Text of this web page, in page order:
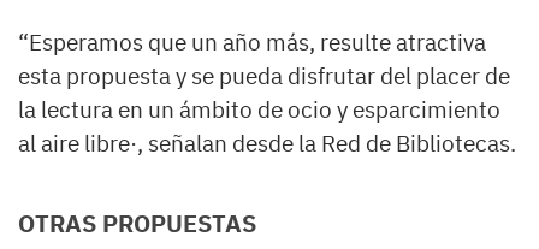
“Esperamos que un año más, resulte atractiva
esta propuesta y se pueda disfrutar del placer de
la lectura en un ámbito de ocio y esparcimiento
al aire libre·, señalan desde la Red de Bibliotecas.
OTRAS PROPUESTAS